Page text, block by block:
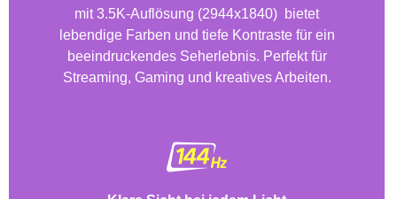
mit 3.5K-Auflösung (2944x1840) bietet
lebendige Farben und tiefe Kontraste für ein
beeindruckendes Seherlebnis. Perfekt für
Streaming, Gaming und kreatives Arbeiten.